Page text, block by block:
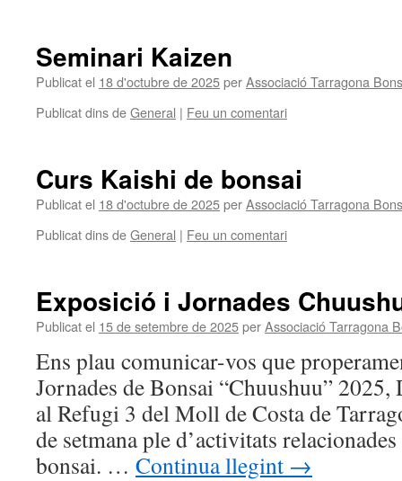
Seminari Kaizen
Publicat el 18 d'octubre de 2025perAssociació Tarragona
Publicat dins deGeneral | Feu un comentari
Curs Kaishi de bonsai
Publicat el 18 d'octubre de 2025perAssociació Tarragona
Publicat dins deGeneral | Feu un comentari
Exposició i Jornades
Publicat el 15 de setembre de 2025perAssociació Tarragona
Ens plau comunicar-vos que
Jornades de Bonsai “Chuushuu”
al Refugi 3 del Moll de Costa de
de setmana ple d’activitats
bonsai. … Continua llegint →